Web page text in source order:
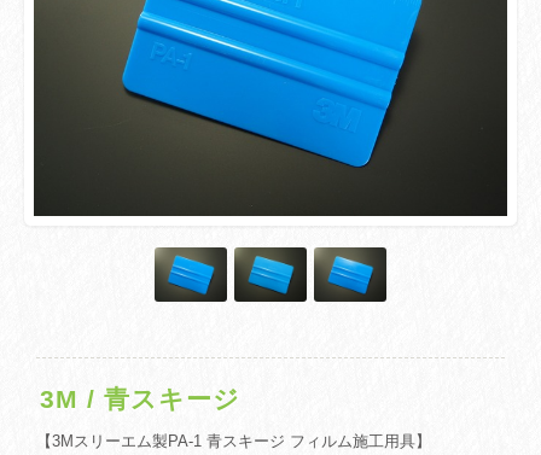
3M / 青スキージ
【3Mスリーエム製PA-1 青スキージ フィルム施工用具】